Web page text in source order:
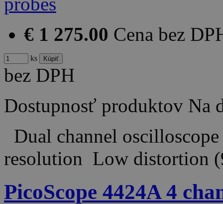
€ 1 275.00 Cena bez
ks
bez DPH
Dostupnosť produktov Na
Dual channel
resolution Low distortion
PicoScope 4424A 4